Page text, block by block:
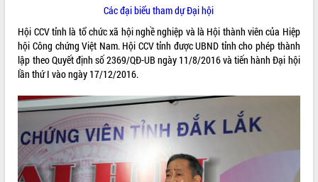
Các đại biểu tham dự Đại hội
Hội CCV tỉnh là tổ chức xã hội nghề nghiệp và là Hội thành viên của Hiệp
hội Công chứng Việt Nam. Hội CCV tỉnh được UBND tỉnh cho phép thành
lập theo Quyết định số 2369/QĐ-UB ngày 11/8/2016 và tiến hành Đại hội
lần thứ I vào ngày 17/12/2016.